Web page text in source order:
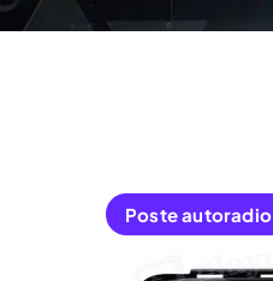
Poste autoradio